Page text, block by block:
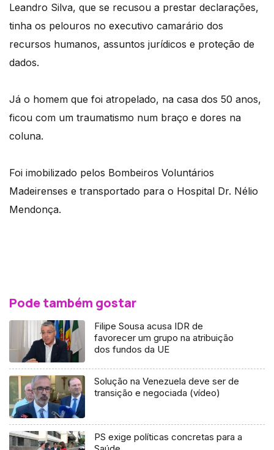
Leandro Silva, que se recusou a prestar declarações,
tinha os pelouros no executivo camarário dos
recursos humanos, assuntos jurídicos e proteção de
dados.
Já o homem que foi atropelado, na casa dos 50 anos,
ficou com um traumatismo num braço e dores na
coluna.
Foi imobilizado pelos Bombeiros Voluntários
Madeirenses e transportado para o Hospital Dr. Nélio
Mendonça.
Pode também gostar
Filipe Sousa acusa IDR de
favorecer um grupo na atribuição
dos fundos da UE
Solução na Venezuela deve ser de
transição e negociada (vídeo)
PS exige políticas concretas para a